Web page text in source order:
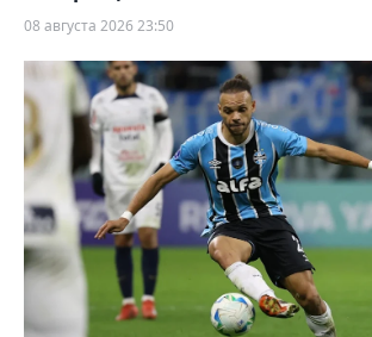
08 августа 2026 23:50